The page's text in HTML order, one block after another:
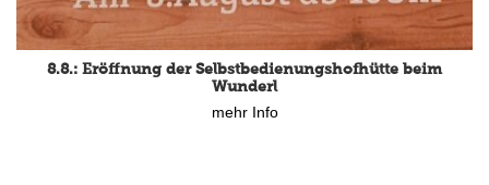
8.8.: Eröffnung der Selbstbedienungshofhütte beim
Wunderl
mehr Info